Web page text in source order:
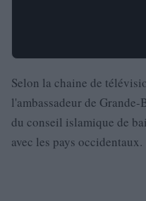
Selon la chaine de
l'ambassadeur de
du conseil islamique de
avec les pays occidentaux.